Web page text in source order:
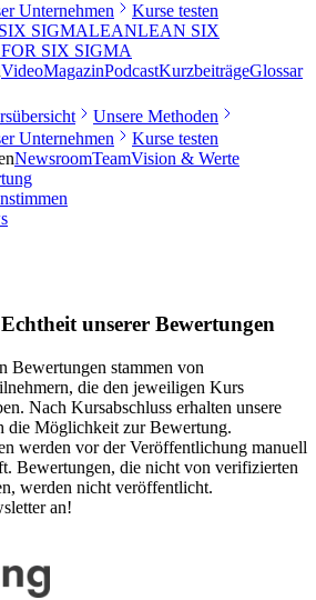
Unternehmen
Kurse testen
SIX SIGMALEANLEAN SIX
SIX SIGMA
VideoMagazinPodcastKurzbeiträgeGlossar
Unsere Methoden
Unternehmen
Kurse testen
NewsroomTeamVision & Werte
unserer Bewertungen
Bewertungen stammen von
die den jeweiligen Kurs
Nach Kursabschluss erhalten unsere
die Möglichkeit zur Bewertung.
werden vor der Veröffentlichung manuell
Bewertungen, die nicht von verifizierten
werden nicht veröffentlicht.
an!